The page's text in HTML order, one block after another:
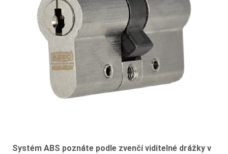
Systém ABS poznáte podle zvenčí viditelné drážky v